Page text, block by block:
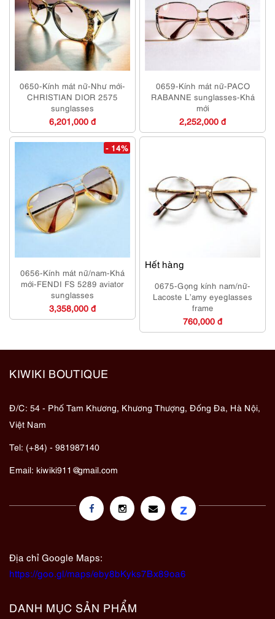
0650-Kính mát nữ-Như mới-
CHRISTIAN DIOR 2575
sunglasses
6,201,000 đ
0659-Kính mát nữ-PACO
RABANNE sunglasses-Khá
mới
2,252,000 đ
- 14%
0656-Kính mát nữ/nam-Khá
mới-FENDI FS 5289 aviator
sunglasses
3,358,000 đ
Hết hàng
0675-Gọng kính nam/nữ-
Lacoste L’amy eyeglasses
frame
760,000 đ
KIWIKI BOUTIQUE
Đ/C: 54 - Phố Tam Khương, Khương Thượng, Đống Đa, Hà Nội,
Việt Nam
Tel: (+84) - 981987140
Email: kiwiki911@gmail.com
z
Địa chỉ Google Maps:
https://goo.gl/maps/eby8bKyks7Bx89oa6
DANH MỤC SẢN PHẨM